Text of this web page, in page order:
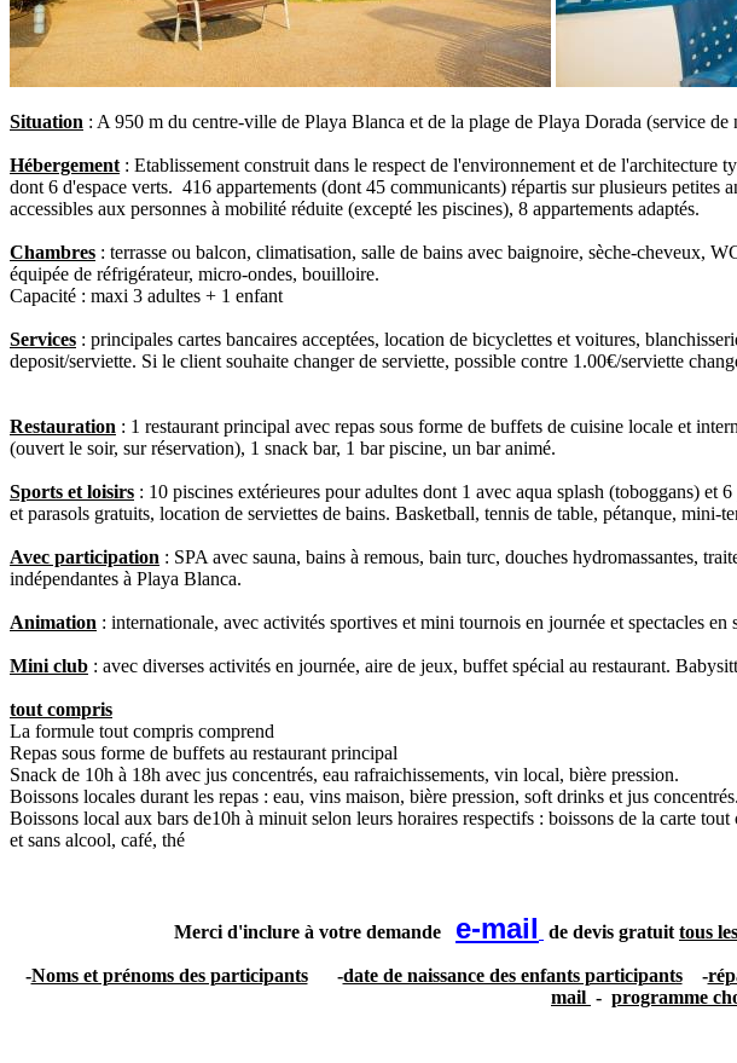
Situation : A 950 m du centre-ville de Playa Blanca et de la plage de Playa Dorada (service
Hébergement : Etablissement construit dans le respect de l'environnement et de l'architecture
dont 6 d'espace verts. 416 appartements (dont 45 communicants) répartis sur plusieurs
accessibles aux personnes à mobilité réduite (excepté les piscines), 8 appartements adaptés.
Chambres : terrasse ou balcon, climatisation, salle de bains avec baignoire, sèche-cheveux,
équipée de réfrigérateur, micro-ondes, bouilloire.
Capacité : maxi 3 adultes + 1 enfant
Services : principales cartes bancaires acceptées, location de bicyclettes et voitures,
deposit/serviette. Si le client souhaite changer de serviette, possible contre 1.00€/serviette
Restauration : 1 restaurant principal avec repas sous forme de buffets de cuisine locale et
(ouvert le soir, sur réservation), 1 snack bar, 1 bar piscine, un bar animé.
Sports et loisirs : 10 piscines extérieures pour adultes dont 1 avec aqua splash (toboggans) et
et parasols gratuits, location de serviettes de bains. Basketball, tennis de table, pétanque, mini-
Avec participation : SPA avec sauna, bains à remous, bain turc, douches hydromassantes,
indépendantes à Playa Blanca.
Animation : internationale, avec activités sportives et mini tournois en journée et spectacles en
Mini club : avec diverses activités en journée, aire de jeux, buffet spécial au restaurant.
tout compris
La formule tout compris comprend
Repas sous forme de buffets au restaurant principal
Snack de 10h à 18h avec jus concentrés, eau rafraichissements, vin local, bière pression.
Boissons locales durant les repas : eau, vins maison, bière pression, soft drinks et jus concentrés.
Boissons local aux bars de10h à minuit selon leurs horaires respectifs : boissons de la carte
et sans alcool, café, thé
Merci d'inclure à votre demande e-mail de devis gratuit tous
-Noms et prénoms des participants-date de naissance des enfants participants-
mail - programme